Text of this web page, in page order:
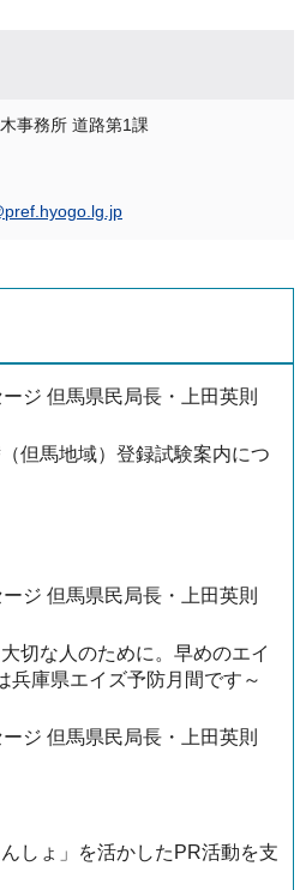
事務所 道路第1課
ジ 但馬県民局長・上田英則
但馬地域）登録試験案内につ
ジ 但馬県民局長・上田英則
切な人のために。早めのエイ
兵庫県エイズ予防月間です～
ジ 但馬県民局長・上田英則
しょ」を活かしたPR活動を支